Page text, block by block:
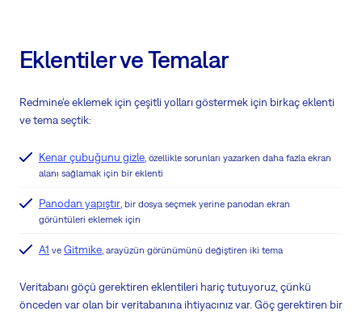
Eklentiler ve Temalar
Redmine'e eklemek için çeşitli yolları göstermek için birkaç eklenti
ve tema seçtik:
Kenar çubuğunu gizle, özellikle sorunları yazarken daha fazla ekran
alanı sağlamak için bir eklenti
Panodan yapıştır, bir dosya seçmek yerine panodan ekran
görüntüleri eklemek için
A1 ve Gitmike, arayüzün görünümünü değiştiren iki tema
Veritabanı göçü gerektiren eklentileri hariç tutuyoruz, çünkü
önceden var olan bir veritabanına ihtiyacınız var. Göç gerektiren bir